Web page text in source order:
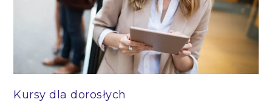
Kursy dla dorosłych